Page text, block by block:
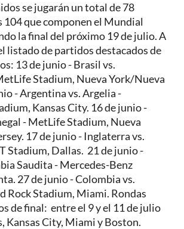
se jugarán un total de 78
104 que componen el Mundial
la final del próximo 19 de julio. A
listado de partidos destacados de
13 de junio - Brasil vs.
Stadium, Nueva York/Nueva
- Argentina vs. Argelia -
Kansas City. 16 de junio -
- MetLife Stadium, Nueva
17 de junio - Inglaterra vs.
Stadium, Dallas. 21 de junio -
Saudita - Mercedes-Benz
27 de junio - Colombia vs.
Rock Stadium, Miami. Rondas
de final: entre el 9 y el 11 de julio
Kansas City, Miami y Boston.